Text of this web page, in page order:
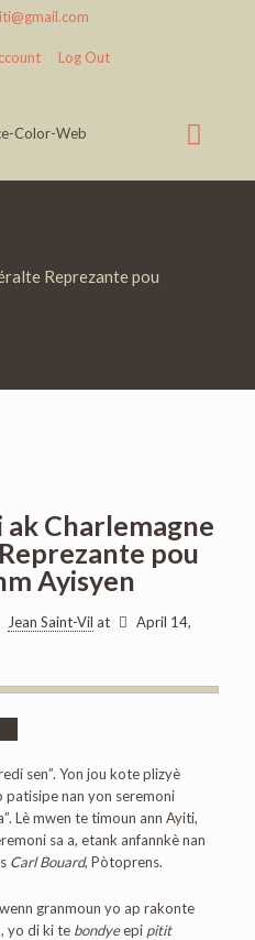
Log Out
Reprezante pou
ak Charlemagne
pou
Ayisyen
Jean Saint-Vil at
April 14,
sen”. Yon jou kote plizyè
patisipe nan yon seremoni
Lè mwen te timoun ann Ayiti,
sa a, etank anfannkè nan
Carl Bouard, Pòtoprens.
granmoun yo ap rakonte
yo di ki te bondyeepi pitit